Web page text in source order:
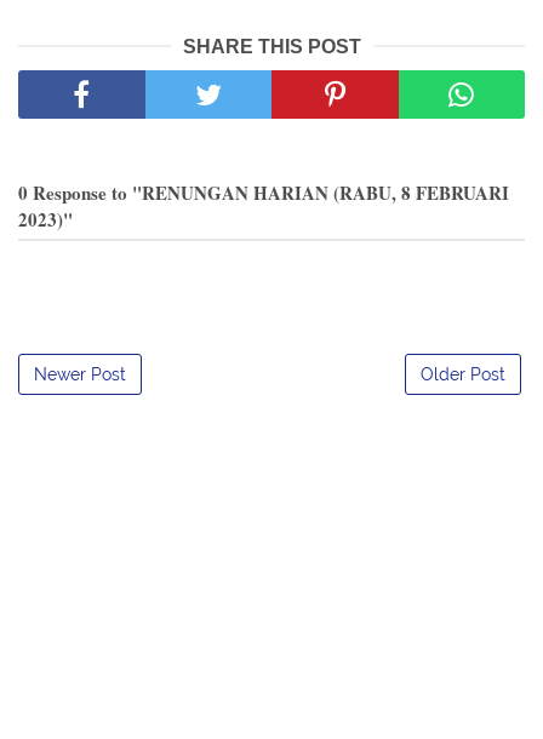
SHARE THIS POST
0 Response to "RENUNGAN HARIAN (RABU, 8 FEBRUARI
2023)"
Newer Post Older Post